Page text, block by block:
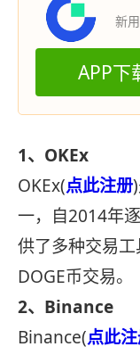
新
APP下
1、OKEx
OKEx(点此注册
一，自2014年
供了多种交易
DOGE币交易。
2、Binance
Binance(点此